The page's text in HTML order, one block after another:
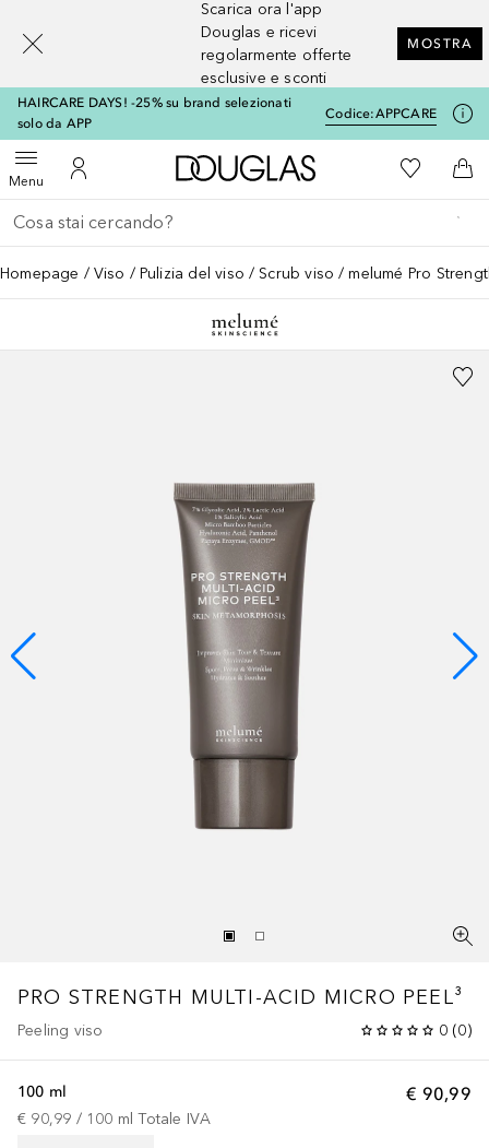
Scarica ora l'app
Douglas e ricevi
regolarmente offerte
esclusive e sconti
MOSTRA
HAIRCARE DAYS! -25% su brand selezionati
solo da APP
Codice:APPCARE
MenuApri menuAl Mio Account
A Douglas HomeAlla Mia
Al
Torna indietro
Esegui ricerca
Homepage Viso Pulizia del viso Scrub viso melumé Pro
PRO STRENGTH MULTI-ACID MICRO PEEL³
Peeling viso 0 (0)
€ 90,99
100 ml
€ 90,99 / 100 ml Totale IVA
[navigation.slideout.screenreader]